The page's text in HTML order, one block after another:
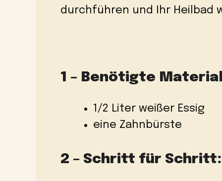
durchführen und Ihr Heilbad
1 – Benötigte
1/2 Liter weißer Essig
eine Zahnbürste
2 – Schritt für Schritt: